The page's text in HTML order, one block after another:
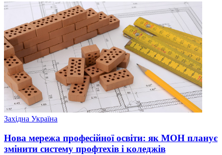
Західна Україна
Нова мережа професійної освіти: як МОН планує
змінити систему профтехів і коледжів